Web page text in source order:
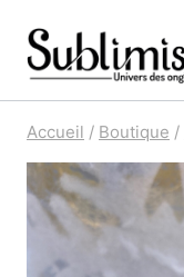
contenu
Accueil / Boutique /